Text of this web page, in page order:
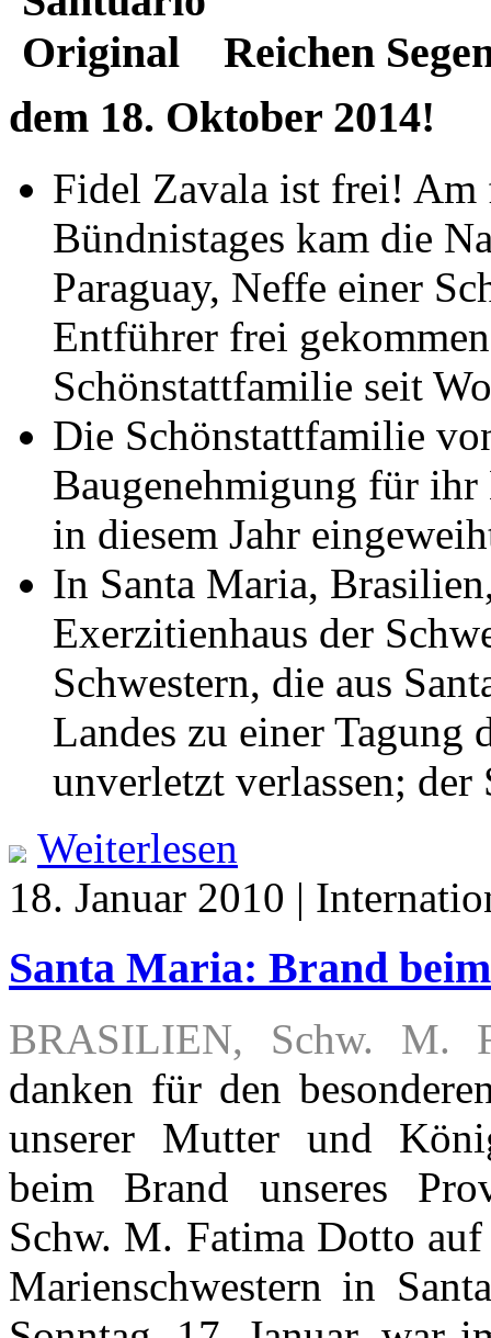
Reichen
dem 18. Oktober 2014!
Fidel Zavala ist frei! Am
Bündnistages kam die
Paraguay, Neffe einer
Entführer frei
Schönstattfamilie seit
Die Schönstattfamilie
Baugenehmigung für
in diesem Jahr
In Santa Maria,
Exerzitienhaus der
Schwestern, die aus
Landes zu einer Tagung
unverletzt verlassen; der
Weiterlesen
18. Januar 2010 |
Santa Maria: Brand
BRASILIEN, Schw. M.
danken für den
unserer Mutter und
beim Brand unseres
Schw. M. Fatima Dotto
Marienschwestern in